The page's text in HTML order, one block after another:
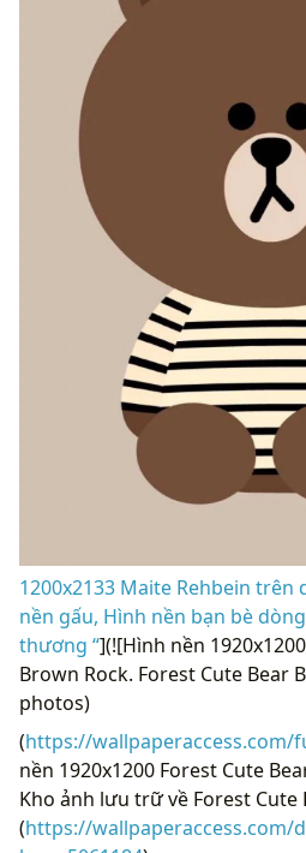
1200x2133 Maite Rehbein trên
nền gấu, Hình nền bạn bè
thương “](![Hình nền
Brown Rock. Forest Cute Bear
photos)
(https://wallpaperaccess.com/
nền 1920x1200 Forest Cute
Kho ảnh lưu trữ về Forest Cute
(https://